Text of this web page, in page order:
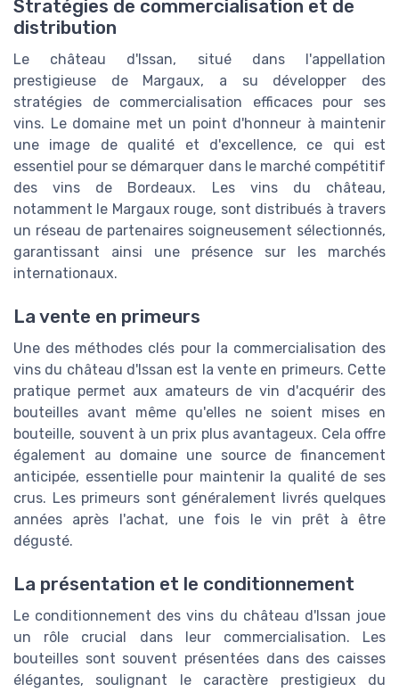
Stratégies de commercialisation et de
distribution
Le château d'Issan, situé dans l'appellation
prestigieuse de Margaux, a su développer des
stratégies de commercialisation efficaces pour ses
vins. Le domaine met un point d'honneur à maintenir
une image de qualité et d'excellence, ce qui est
essentiel pour se démarquer dans le marché compétitif
des vins de Bordeaux. Les vins du château,
notamment le Margaux rouge, sont distribués à travers
un réseau de partenaires soigneusement sélectionnés,
garantissant ainsi une présence sur les marchés
internationaux.
La vente en primeurs
Une des méthodes clés pour la commercialisation des
vins du château d'Issan est la vente en primeurs. Cette
pratique permet aux amateurs de vin d'acquérir des
bouteilles avant même qu'elles ne soient mises en
bouteille, souvent à un prix plus avantageux. Cela offre
également au domaine une source de financement
anticipée, essentielle pour maintenir la qualité de ses
crus. Les primeurs sont généralement livrés quelques
années après l'achat, une fois le vin prêt à être
dégusté.
La présentation et le conditionnement
Le conditionnement des vins du château d'Issan joue
un rôle crucial dans leur commercialisation. Les
bouteilles sont souvent présentées dans des caisses
élégantes, soulignant le caractère prestigieux du